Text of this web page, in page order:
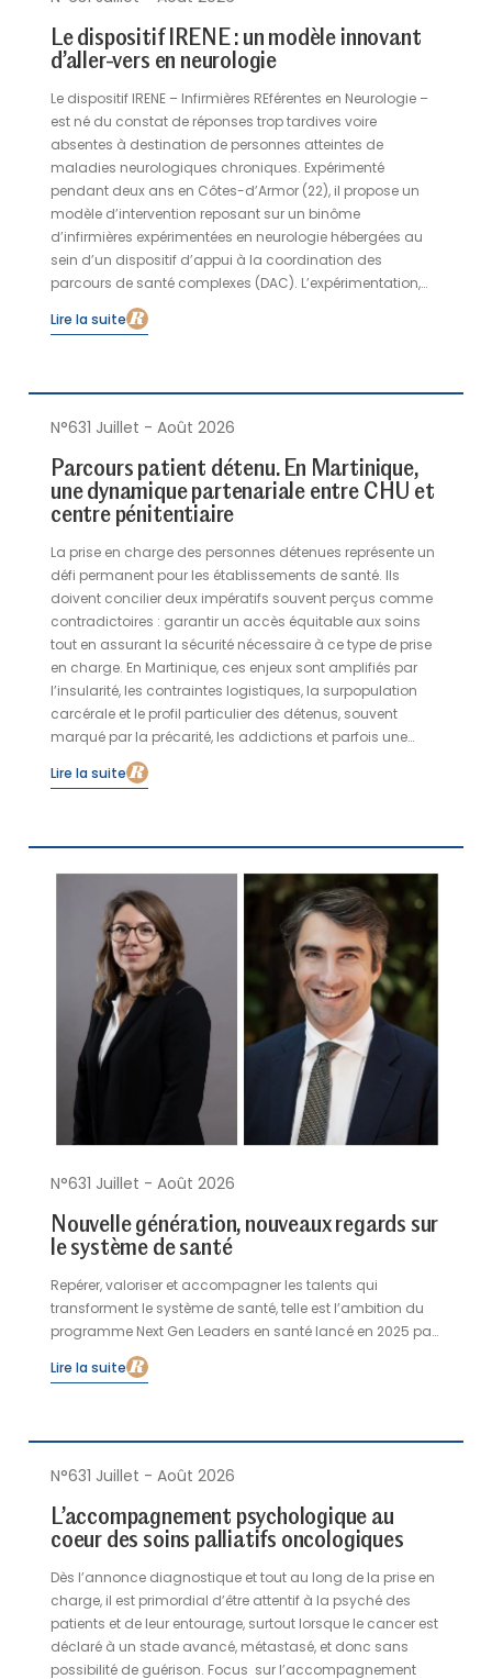
Le dispositif IRENE : un modèle innovant
d’aller-vers en neurologie
Le dispositif IRENE – Infirmières REférentes en Neurologie –
est né du constat de réponses trop tardives voire
absentes à destination de personnes atteintes de
maladies neurologiques chroniques. Expérimenté
pendant deux ans en Côtes-d’Armor (22), il propose un
modèle d’intervention reposant sur un binôme
d’infirmières expérimentées en neurologie hébergées au
sein d’un dispositif d’appui à la coordination des
parcours de santé complexes (DAC). L’expérimentation,
soutenue et financée par l’ARS Bretagne et l’association
France Parkinson, a été mise en place sous l’égide de
coordonnée, précoce et préventive en promotion de santé.
Lire la suite
N°631 Juillet - Août 2026
Parcours patient détenu. En Martinique,
une dynamique partenariale entre CHU et
centre pénitentiaire
La prise en charge des personnes détenues représente un
défi permanent pour les établissements de santé. Ils
doivent concilier deux impératifs souvent perçus comme
contradictoires : garantir un accès équitable aux soins
tout en assurant la sécurité nécessaire à ce type de prise
en charge. En Martinique, ces enjeux sont amplifiés par
l’insularité, les contraintes logistiques, la surpopulation
carcérale et le profil particulier des détenus, souvent
marqué par la précarité, les addictions et parfois une
implication dans le narcotrafic. Afin de fluidifier le
parcours hospitalier du patient détenu, le CHU de
Lire la suite
N°631 Juillet - Août 2026
Nouvelle génération, nouveaux regards sur
le système de santé
Repérer, valoriser et accompagner les talents qui
transforment le système de santé, telle est l’ambition du
programme Next Gen Leaders en santé lancé en 2025 par
les Acteurs de la French Care. Dans la catégorie «
Système de santé », deux lauréats ont été distingués en
engagement en faveur d’un « hôpital délibéré » intégrant
les enjeux de transition environnementale. Ils reviennent ici
Lire la suite
N°631 Juillet - Août 2026
L’accompagnement psychologique au
coeur des soins palliatifs oncologiques
Dès l’annonce diagnostique et tout au long de la prise en
charge, il est primordial d’être attentif à la psyché des
patients et de leur entourage, surtout lorsque le cancer est
déclaré à un stade avancé, métastasé, et donc sans
possibilité de guérison. Focus sur l’accompagnement